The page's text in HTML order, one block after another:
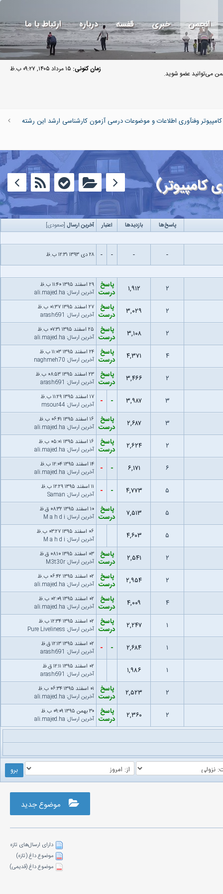
انجمن خبری قفسه درباره ارتباط با ما
زمان کنونی: ۱۵ مرداد ۱۴۰۵, ۰۹:۲۷ ب.ظ می‌توانید عضو شوید.
وفنآوری اطلاعات و موضوعات درسی آزمون کارشناسی ارشد این رشته
کامپیوتر)
پاسخ‌ها بازدید‌ها اعتبار آخرین ارسال[ صعودی]
۲۸ دى ۱۳۹۳ ۱۲:۳۱ ب.ظ
۲ ۱,۹۱۲ پاسخ
درست
۲۹ اسفند ۱۳۹۵ ۱۱:۴۰ ب.ظ
آخرین ارسال:
ali.majed.ha
۲ ۳,۰۲۹ پاسخ
درست
۲۷ اسفند ۱۳۹۵ ۰۱:۳۷ ب.ظ
آخرین ارسال:
arash691
۲ ۳,۱۰۸ پاسخ
درست
۲۵ اسفند ۱۳۹۵ ۰۷:۳۱ ب.ظ
آخرین ارسال:
ali.majed.ha
۴ ۴,۳۷۱ پاسخ
درست
۲۴ اسفند ۱۳۹۵ ۱۱:۰۳ ب.ظ
آخرین ارسال:
naghmeh70
۲ ۳,۴۶۶ پاسخ
درست
۲۳ اسفند ۱۳۹۵ ۰۸:۵۳ ب.ظ
آخرین ارسال:
arash691
۳ ۳,۹۸۷ -
-
۱۷ اسفند ۱۳۹۵ ۱۱:۲۹ ب.ظ
آخرین ارسال:
msour44
۳ ۲,۶۸۷ پاسخ
درست
۱۶ اسفند ۱۳۹۵ ۰۶:۴۱ ب.ظ
آخرین ارسال:
ali.majed.ha
۲ ۲,۶۲۴ پاسخ
درست
۱۶ اسفند ۱۳۹۵ ۰۵:۰۱ ب.ظ
آخرین ارسال:
ali.majed.ha
۶ ۶,۱۷۱ -
-
۱۴ اسفند ۱۳۹۵ ۱۲:۰۴ ب.ظ
آخرین ارسال:
ali.majed.ha
۵ ۴,۷۷۳ -
-
۱۱ اسفند ۱۳۹۵ ۱۲:۲۹ ب.ظ
آخرین ارسال:
Saman
۵ ۷,۵۱۳ پاسخ
درست
۱۰ اسفند ۱۳۹۵ ۰۸:۳۲ ق.ظ
آخرین ارسال:
M a h d i
۵ ۴,۶۰۳
۰۶ اسفند ۱۳۹۵ ۰۳:۲۷ ب.ظ
آخرین ارسال:
M a h d i
۲ ۲,۵۴۱ پاسخ
درست
۰۳ اسفند ۱۳۹۵ ۰۸:۱۰ ق.ظ
آخرین ارسال:
M3t30r
۲ ۲,۹۵۴ پاسخ
درست
۰۲ اسفند ۱۳۹۵ ۰۶:۴۲ ب.ظ
آخرین ارسال:
ali.majed.ha
۴ ۴,۰۰۹ پاسخ
درست
۰۲ اسفند ۱۳۹۵ ۰۲:۰۹ ب.ظ
آخرین ارسال:
ali.majed.ha
۲,۲۴۷ پاسخ
درست
۰۲ اسفند ۱۳۹۵ ۱۲:۳۴ ب.ظ
آخرین ارسال:
Pure Liveliness
۲,۶۸۴ -
-
۰۲ اسفند ۱۳۹۵ ۱۲:۱۳ ق.ظ
آخرین ارسال:
arash691
۱,۹۸۶
۰۲ اسفند ۱۳۹۵ ۱۲:۱۱ ق.ظ
آخرین ارسال:
arash691
۲ ۲,۵۲۳ پاسخ
درست
۰۱ اسفند ۱۳۹۵ ۰۶:۳۴ ب.ظ
آخرین ارسال:
ali.majed.ha
۲ ۲,۳۶۰ پاسخ
درست
۳۰ بهمن ۱۳۹۵ ۰۹:۰۹ ب.ظ
آخرین ارسال:
ali.majed.ha
موضوع جدید
دارای ارسال‌های تازه‌
موضوع داغ (تازه‌)
موضوع داغ (قدیمی)